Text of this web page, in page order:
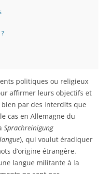
politiques ou religieux
affirmer leurs objectifs et
par des interdits que
cas en Allemagne du
Sprachreinigung
), qui voulut éradiquer
d’origine étrangère.
langue militante à la